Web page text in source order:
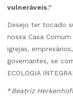
vulneráveis.”
Desejo ter tocado
nossa Casa
igrejas,
governantes, se
ECOLOGIA
*Beatriz